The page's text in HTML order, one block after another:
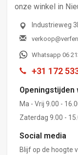
onze winkel in
Industrieweg
Whatsapp 06
+31 172
Openingstijden
Ma - Vrij 9.00 -
Zaterdag 9.00 -
Social media
Blijf op de hoogte